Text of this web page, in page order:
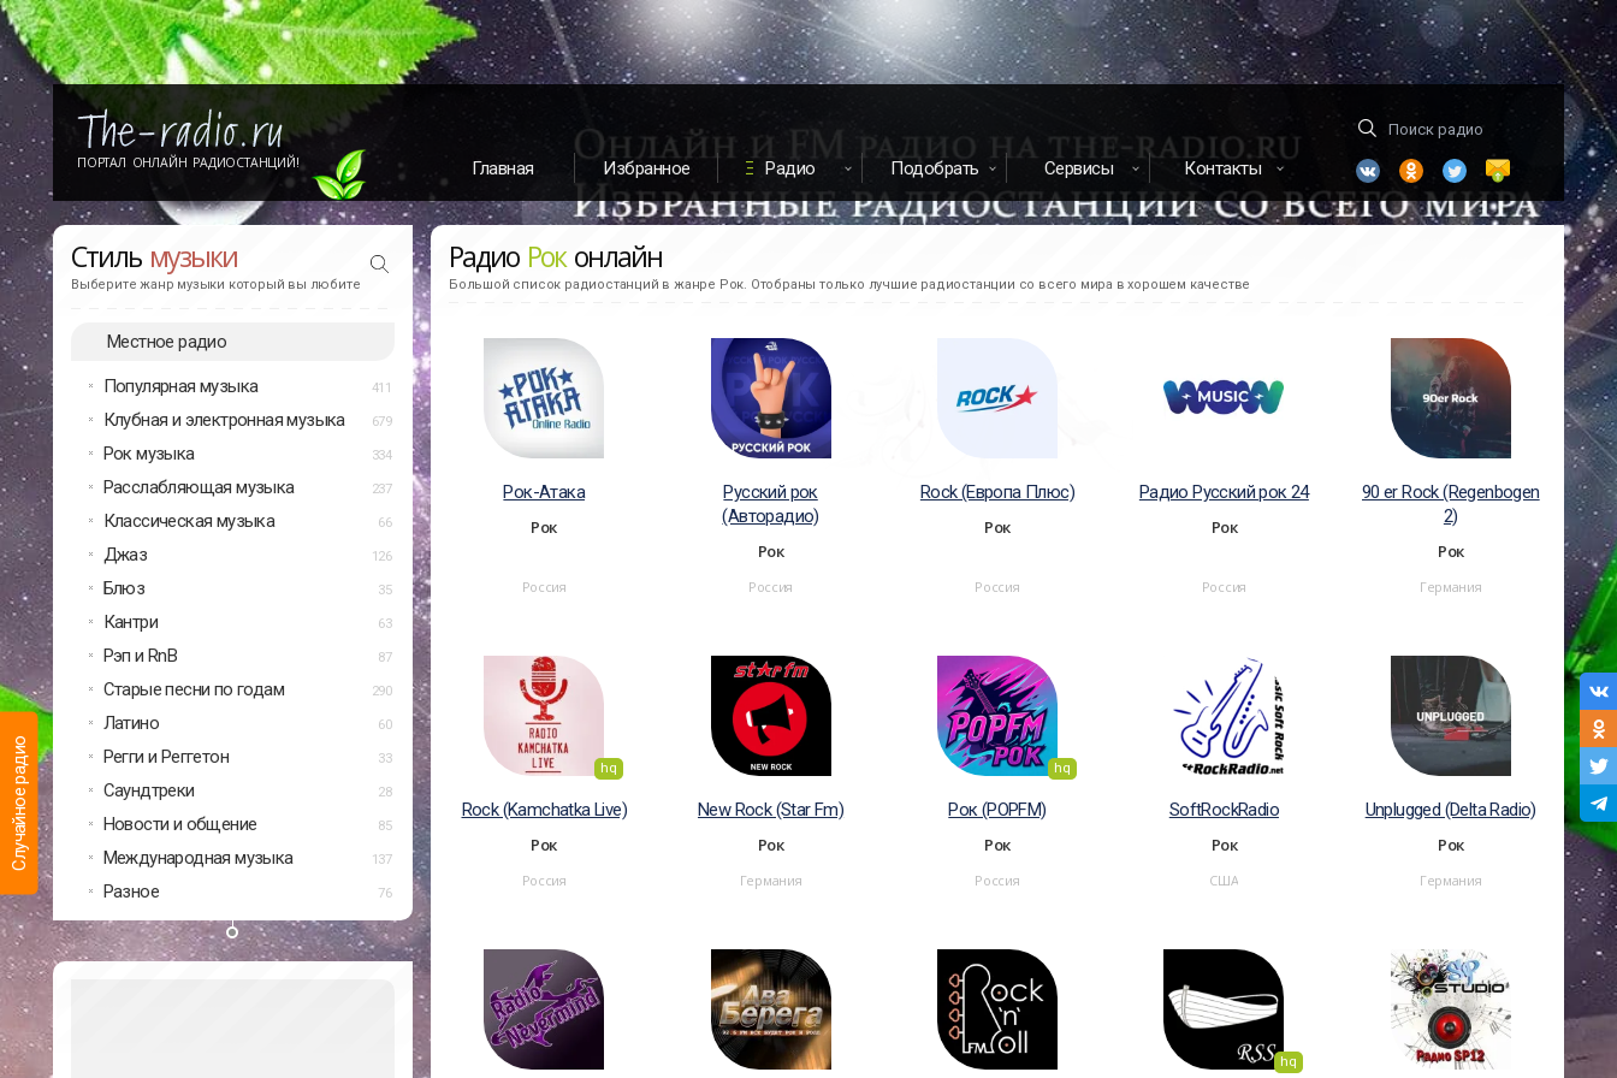
Случайное радио
ПОРТАЛ ОНЛАЙН РАДИОСТАНЦИЙ! Главная Избранное Радио Подобрать Сервисы Контакты
Стиль музыки
Выберите жанр музыки который вы любите
Местное радио
Популярная музыка 411
Клубная и электронная музыка 679
Рок музыка 334
Расслабляющая музыка 237
Классическая музыка 66
Джаз 126
Блюз 35
Кантри 63
Рэп и RnB 87
Старые песни по годам 290
Латино 60
Регги и Реггетон 33
Саундтреки 28
Новости и общение 85
Международная музыка 137
Разное 76
Радио Роконлайн
Большой список радиостанций в жанре Рок. Отобраны только лучшие радиостанции со всего мира в хорошем качестве
Рок-Атака
Рок
Россия
Русский рок
(Авторадио)
Рок
Россия
Rock (Европа Плюс)
Рок
Россия
Радио Русский рок 24
Рок
Россия
90 er Rock (Regenbogen
2)
Рок
Германия
hq
Rock (Kamchatka Live)
Рок
Россия
New Rock (Star Fm)
Рок
Германия
hq
Рок (POPFM)
Рок
Россия
SoftRockRadio
Рок
США
Unplugged (Delta Radio)
Рок
Германия
hq